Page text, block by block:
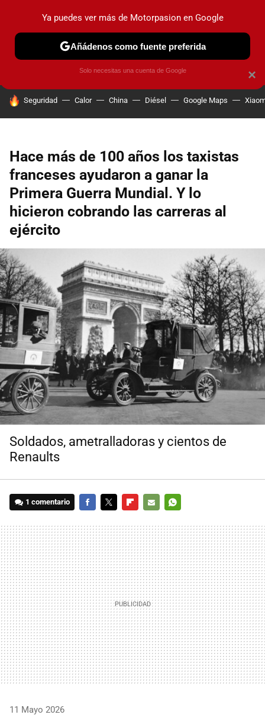
PRUEBAS COCHES ELÉCTRICOS OBSERVATORIO
HOY SE HABLA DE
Seguridad Calor China Diésel Google Maps
Hace más de 100 años los taxistas
franceses ayudaron a ganar la
Primera Guerra Mundial. Y lo
hicieron cobrando las carreras al
ejército
Soldados, ametralladoras y cientos de
Renaults
1 comentario
MAIL
11 Mayo 2026
×
Ya puedes ver más de Motorpasion en Google
Añádenos como fuente preferida
Solo necesitas una cuenta de Google